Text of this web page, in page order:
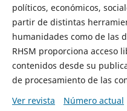
políticos, económicos,
partir de distintas
humanidades como de las
RHSM proporciona acceso
contenidos desde su
de procesamiento de las
Ver revista
Número actual